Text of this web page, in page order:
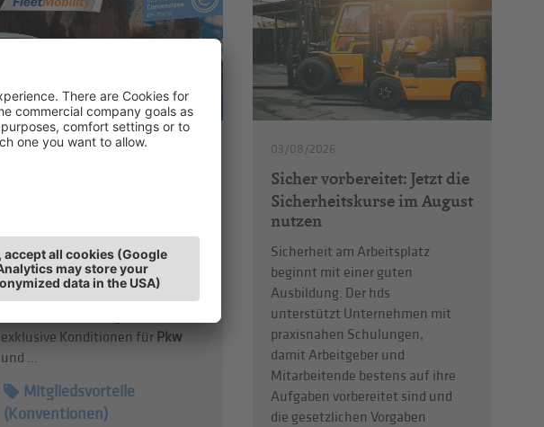
03/08/2026
Dank der Konvention mit
FleetMobility— Handelsmarke
von Autonuvola SAS, seit 1987
auf Langzeitmiete spezialisiert
exklusive Konditionen für Pkw
und ...
Mitgliedsvorteile
(Konventionen)
03/08/2026
Sicher vorbereitet: Jetzt die
Sicherheitskurse im August
nutzen
Sicherheit am Arbeitsplatz
beginnt mit einer guten
Ausbildung. Der hds
unterstützt Unternehmen mit
praxisnahen Schulungen,
damit Arbeitgeber und
Mitarbeitende bestens auf ihre
Aufgaben vorbereitet sind und
die gesetzlichen Vorgaben